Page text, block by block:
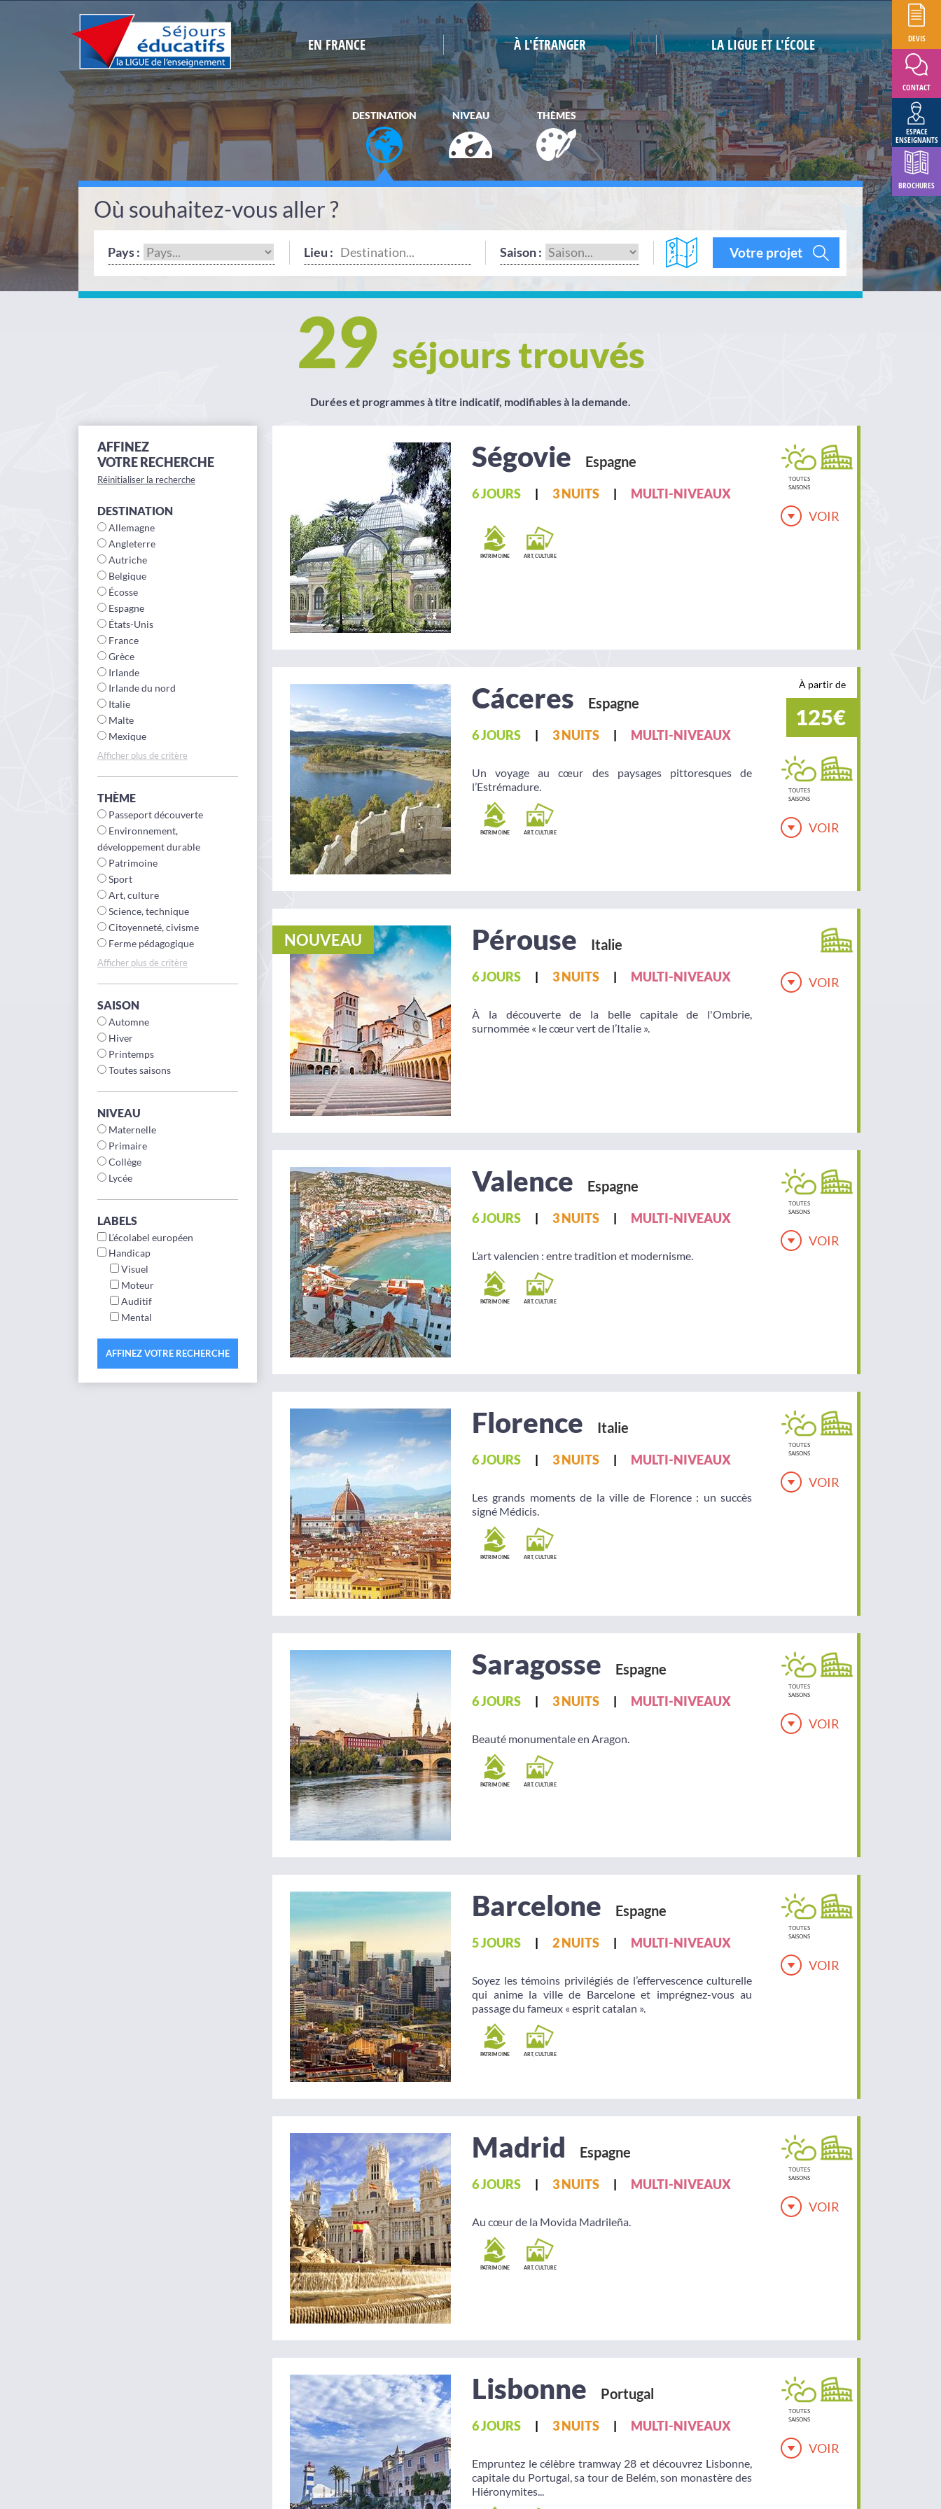
EN FRANCE À L'ÉTRANGER LA LIGUE ET L'ÉCOLE DEVIS
CONTACT
ESPACE
ENSEIGNANTS
BROCHURES
DESTINATION NIVEAU THÈMES
Où souhaitez-vous aller ?
Pays : Lieu : Saison :
29 séjours trouvés
Durées et programmes à titre indicatif, modifiables à la demande.
AFFINEZ
VOTRE RECHERCHE
Réinitialiser la recherche
DESTINATION
Allemagne
Angleterre
Autriche
Belgique
Écosse
Espagne
États-Unis
France
Grèce
Irlande
Irlande du nord
Italie
Malte
Mexique
Afficher plus de critère
THÈME
Passeport découverte
Environnement,
développement durable
Patrimoine
Sport
Art, culture
Science, technique
Citoyenneté, civisme
Ferme pédagogique
Afficher plus de critère
SAISON
Automne
Hiver
Printemps
Toutes saisons
NIVEAU
Maternelle
Primaire
Collège
Lycée
LABELS
L’écolabel européen
Handicap
Visuel
Moteur
Auditif
Mental
Ségovie Espagne
6 JOURS 3 NUITS MULTI-NIVEAUX
PATRIMOINE ART, CULTURE
TOUTES
SAISONS
VOIR
Cáceres Espagne
6 JOURS 3 NUITS MULTI-NIVEAUX
Un voyage au cœur des paysages pittoresques de
l’Estrémadure.
PATRIMOINE ART, CULTURE
À partir de
125€
TOUTES
SAISONS
VOIR
NOUVEAU Pérouse Italie
6 JOURS 3 NUITS MULTI-NIVEAUX
À la découverte de la belle capitale de l'Ombrie,
surnommée « le cœur vert de l’Italie ».
VOIR
Valence Espagne
6 JOURS 3 NUITS MULTI-NIVEAUX
L’art valencien : entre tradition et modernisme.
PATRIMOINE ART, CULTURE
TOUTES
SAISONS
VOIR
Florence Italie
6 JOURS 3 NUITS MULTI-NIVEAUX
Les grands moments de la ville de Florence : un succès
signé Médicis.
PATRIMOINE ART, CULTURE
TOUTES
SAISONS
VOIR
Saragosse Espagne
6 JOURS 3 NUITS MULTI-NIVEAUX
Beauté monumentale en Aragon.
PATRIMOINE ART, CULTURE
TOUTES
SAISONS
VOIR
Barcelone Espagne
5 JOURS 2 NUITS MULTI-NIVEAUX
Soyez les témoins privilégiés de l’effervescence culturelle
qui anime la ville de Barcelone et imprégnez-vous au
passage du fameux « esprit catalan ».
PATRIMOINE ART, CULTURE
TOUTES
SAISONS
VOIR
Madrid Espagne
6 JOURS 3 NUITS MULTI-NIVEAUX
Au cœur de la Movida Madrileña.
PATRIMOINE ART, CULTURE
TOUTES
SAISONS
VOIR
Lisbonne Portugal
6 JOURS 3 NUITS MULTI-NIVEAUX
Empruntez le célèbre tramway 28 et découvrez Lisbonne,
capitale du Portugal, sa tour de Belém, son monastère des
Hiéronymites...
TOUTES
SAISONS
VOIR